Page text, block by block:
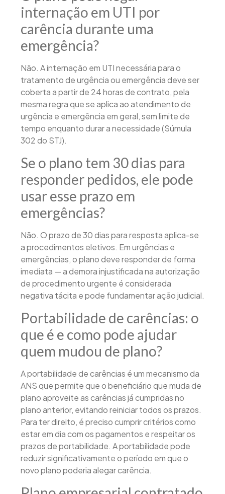
internação em UTI por
carência durante uma
emergência?
Não. A internação em UTI necessária para o
tratamento de urgência ou emergência deve ser
coberta a partir de 24 horas de contrato, pela
mesma regra que se aplica ao atendimento de
urgência e emergência em geral, sem limite de
tempo enquanto durar a necessidade (Súmula
302 do STJ).
Se o plano tem 30 dias para
responder pedidos, ele pode
usar esse prazo em
emergências?
Não. O prazo de 30 dias para resposta aplica-se
a procedimentos eletivos. Em urgências e
emergências, o plano deve responder de forma
imediata — a demora injustificada na autorização
de procedimento urgente é considerada
negativa tácita e pode fundamentar ação judicial.
Portabilidade de carências: o
que é e como pode ajudar
quem mudou de plano?
A portabilidade de carências é um mecanismo da
ANS que permite que o beneficiário que muda de
plano aproveite as carências já cumpridas no
plano anterior, evitando reiniciar todos os prazos.
Para ter direito, é preciso cumprir critérios como
estar em dia com os pagamentos e respeitar os
prazos de portabilidade. A portabilidade pode
reduzir significativamente o período em que o
novo plano poderia alegar carência.